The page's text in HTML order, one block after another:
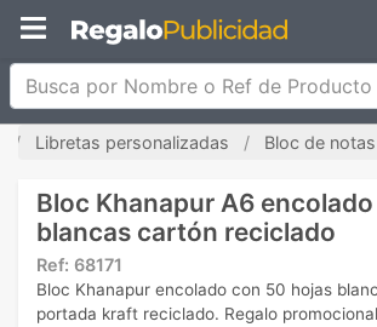
Busca por Nombre o Ref de Producto
Libretas personalizadas Bloc de
Bloc Khanapur A6
blancas cartón reciclado
Ref: 68171
Bloc Khanapur encolado con 50 hojas
portada kraft reciclado. Regalo